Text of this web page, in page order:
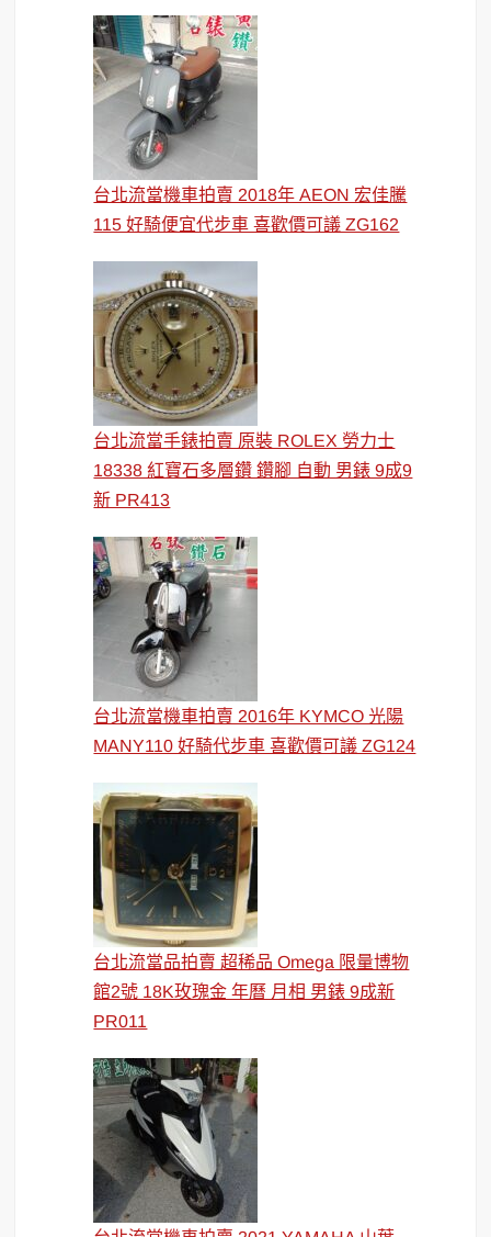
台北流當機車拍賣 2018年 AEON 宏佳騰
115 好騎便宜代步車 喜歡價可議 ZG162
台北流當手錶拍賣 原裝 ROLEX 勞力士
18338 紅寶石多層鑽 鑽腳 自動 男錶 9成9
新 PR413
台北流當機車拍賣 2016年 KYMCO 光陽
MANY110 好騎代步車 喜歡價可議 ZG124
台北流當品拍賣 超稀品 Omega 限量博物
館2號 18K玫瑰金 年曆 月相 男錶 9成新
PR011